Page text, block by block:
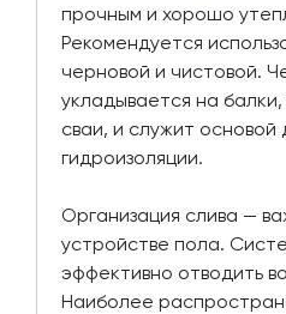
прочным и хорошо
Рекомендуется
черновой и чистовой.
укладывается на
сваи, и служит основой
гидроизоляции.
Организация слива —
устройстве пола.
эффективно отводить
Наиболее